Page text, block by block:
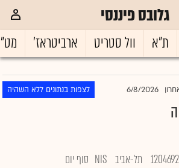
גלובס פיננסי
ת"א וול סטריט ארביטראז'
6/8/2026 לצפות בנתונים ללא השהיה
1204692 תל-אביב NIS סוף יום